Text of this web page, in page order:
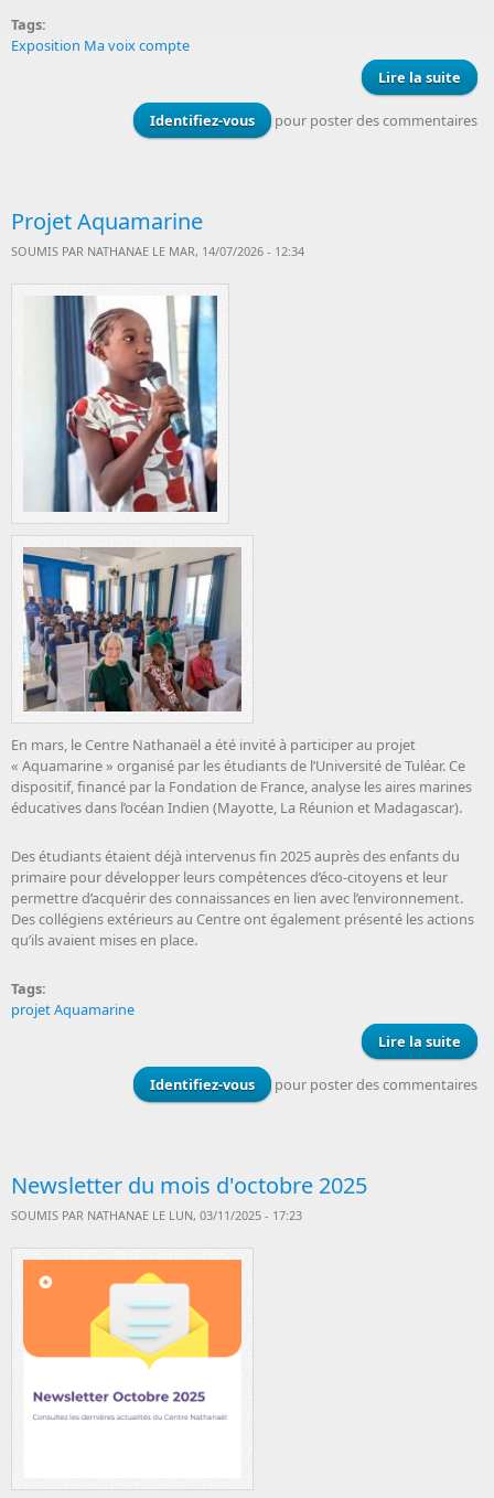
Tags:
Exposition Ma voix compte
Lire la suite
Identifiez-vous pour poster des commentaires
Projet Aquamarine
SOUMIS PAR NATHANAE LE MAR, 14/07/2026 - 12:34
En mars, le Centre Nathanaël a été invité à participer au projet
« Aquamarine » organisé par les étudiants de l’Université de Tuléar. Ce
dispositif, financé par la Fondation de France, analyse les aires marines
éducatives dans l’océan Indien (Mayotte, La Réunion et Madagascar).
Des étudiants étaient déjà intervenus fin 2025 auprès des enfants du
primaire pour développer leurs compétences d’éco-citoyens et leur
permettre d’acquérir des connaissances en lien avec l’environnement.
Des collégiens extérieurs au Centre ont également présenté les actions
qu’ils avaient mises en place.
Tags:
projet Aquamarine
Lire la suite
Identifiez-vous
pour poster des commentaires
Newsletter du mois d'octobre 2025
SOUMIS PAR NATHANAE LE LUN, 03/11/2025 - 17:23